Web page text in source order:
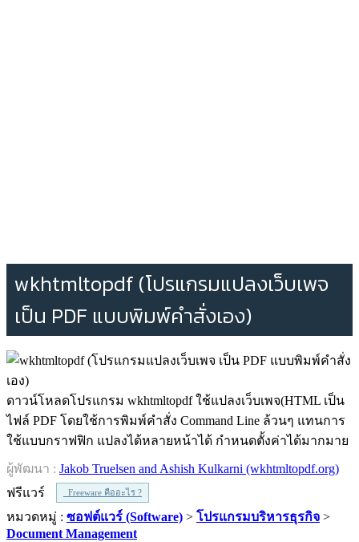
wkhtmltopdf (โปรแกรมแปลงเว็บเพจ
เป็น PDF แบบพิมพ์คำสั่งเอง)
ดาวน์โหลดโปรแกรม wkhtmltopdf ใช้แปลงเว็บเพจ(HTML เป็น
ไฟล์ PDF โดยใช้การพิมพ์คำสั่ง Command Line ล้วนๆ แทนการ
ใช้แบบกราฟฟิก แปลงได้หลายหน้าได้ กำหนดตั้งค่าได้มากมาย
ผู้พัฒนา : Jakob Truelsen and Ashish Kulkarni (wkhtmltopdf.org)
ฟรีแวร์
Freeware คืออะไร ?
หมวดหมู่ : ซอฟต์แวร์ (Software) > โปรแกรมบริหารธุรกิจ >
Document Management